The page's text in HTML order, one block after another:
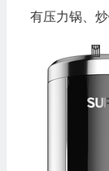
有压力锅、